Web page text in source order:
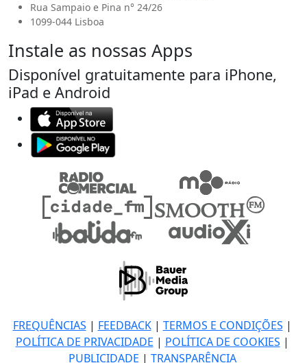
Rua Sampaio e Pina n° 24/26
1099-044 Lisboa
Instale as nossas Apps
Disponível gratuitamente para iPhone,
iPad e Android
FREQUÊNCIAS | FEEDBACK| TERMOS E CONDIÇÕES |
POLÍTICA DE PRIVACIDADE | POLÍTICA DE COOKIES |
PUBLICIDADE | TRANSPARÊNCIA